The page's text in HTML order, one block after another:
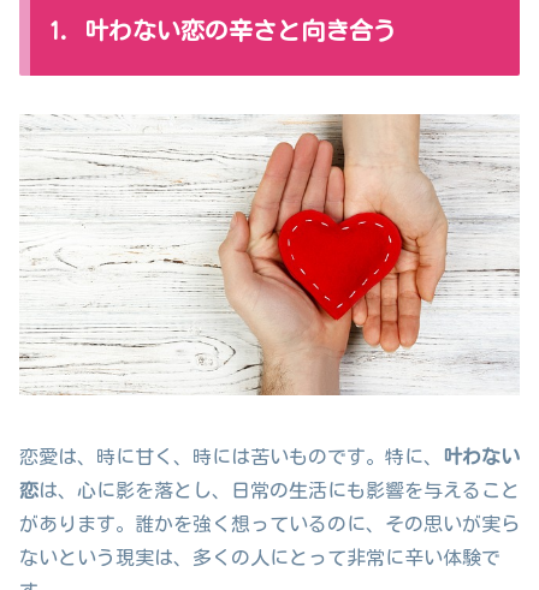
1. 叶わない恋の辛さと向き合う
恋愛は、時に甘く、時には苦いものです。特に、 叶わない
恋は、心に影を落とし、日常の生活にも影響を与えること
があります。誰かを強く想っているのに、その思いが実ら
ないという現実は、多くの人にとって非常に辛い体験で